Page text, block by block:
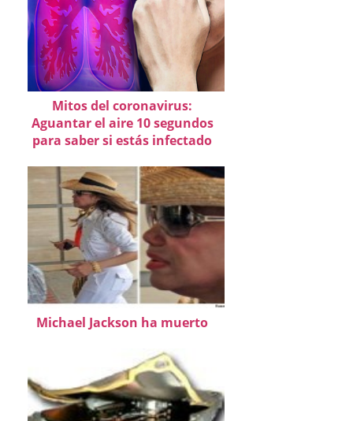
Mitos del coronavirus:
Aguantar el aire 10 segundos
para saber si estás infectado
Michael Jackson ha muerto